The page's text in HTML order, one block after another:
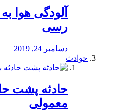
آلودگی هوا
رسی
دسامبر 24, 2019
حوادث
️حادثه پشت
معمولی